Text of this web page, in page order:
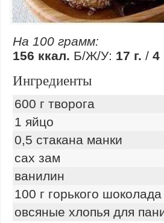
На 100 грамм:
156 ккал. Б/Ж/У: 17 г. / 4
Ингредиенты
600 г творога
1 яйцо
0,5 стакана манки
сах зам
ванилин
100 г горького шоколада
овсяные хлопья для